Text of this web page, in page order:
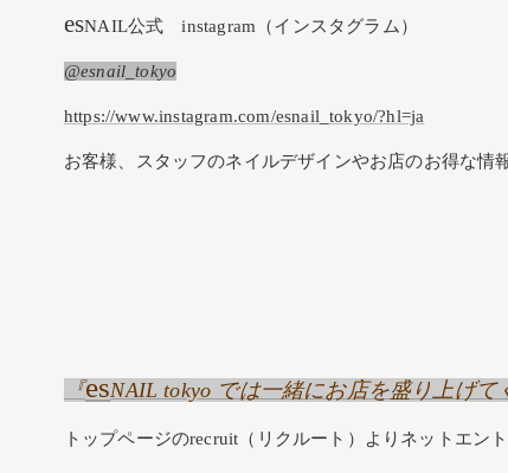
esNAIL公式 instagram（インスタグラム）
@esnail_tokyo
https://www.instagram.com/esnail_tokyo/?hl=ja
お客様、スタッフのネイルデザインやお店のお得な
『esNAIL tokyo では一緒にお店を盛り上げて
トップページのrecruit（リクルート）よりネットエン